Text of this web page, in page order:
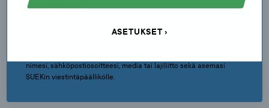
ASETUKSET
TILAA
yleiselle postituslistalle vaan median tai lajiliittojen omalle
nimesi, sähköpostiosoitteesi, media tai lajiliitto sekä asemasi
SUEKin viestintäpäällikölle.